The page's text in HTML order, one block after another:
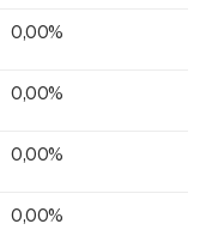
0,00%
0,00%
0,00%
0,00%